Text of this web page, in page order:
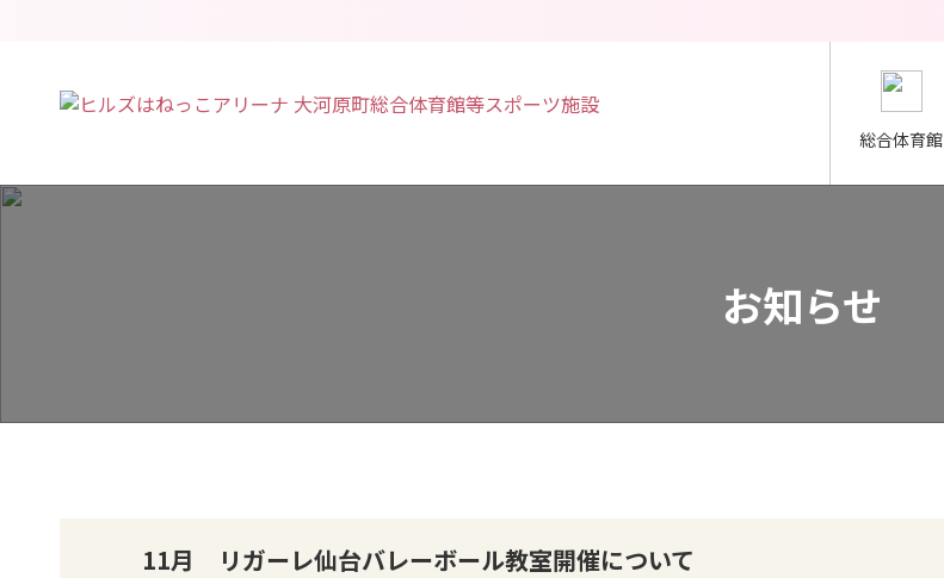
総合体育館
お知らせ
11月 リガーレ仙台バレーボール教室開催について